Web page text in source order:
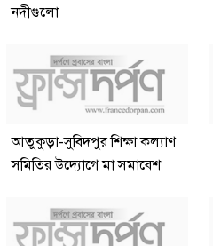
নদীগুলো
আতুকুড়া-সুবিদপুর শিক্ষা কল্যাণ
সমিতির উদ্যোগে মা সমাবেশ